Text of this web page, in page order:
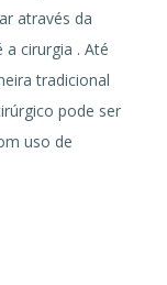
através da
cirurgia . Até
tradicional
pode ser
uso de